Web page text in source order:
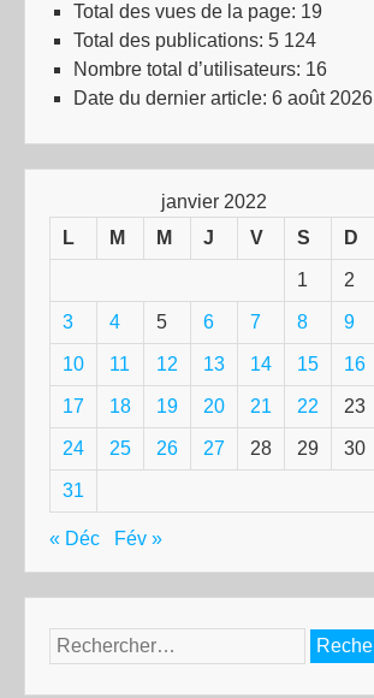
Total des vues de la page: 19
Total des publications: 5 124
Nombre total d’utilisateurs: 16
Date du dernier article: 6 août 2026
janvier 2022
L
M M J V S D
1 2
3 4 5 6 7 8 9
10 11 12 13 14 15 16
17 18 19 20 21 22 23
24 25 26 27 28 29 30
31
« Déc Fév »
Rechercher :